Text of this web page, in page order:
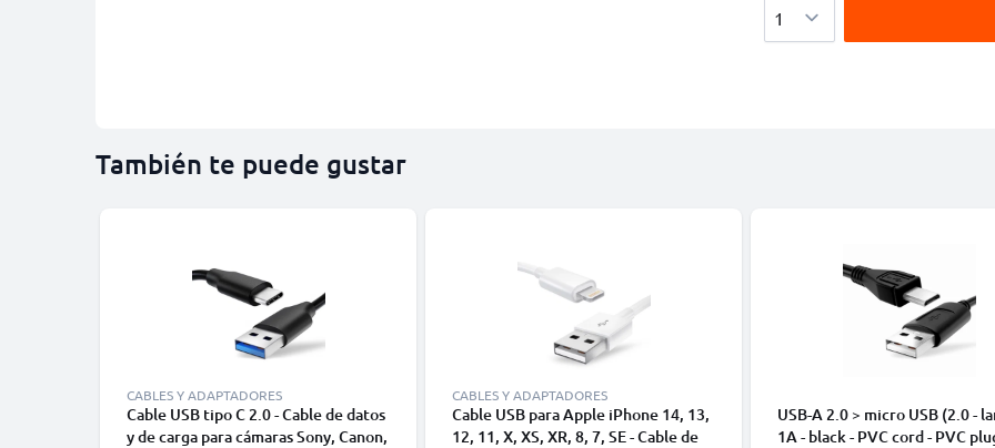
También te puede gustar
CABLES Y ADAPTADORES
Cable USB tipo C 2.0 - Cable de datos
y de carga para cámaras Sony, Canon,
CABLES Y ADAPTADORES
Cable USB para Apple iPhone 14, 13,
12, 11, X, XS, XR, 8, 7, SE - Cable de
USB-A 2.0 > micro USB (2.0 -
1A - black - PVC cord - PVC